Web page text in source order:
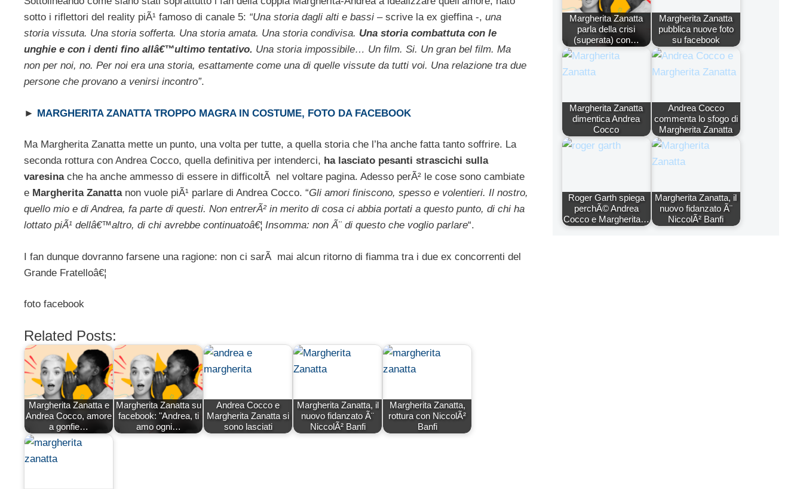
sotto i riflettori del reality piÃ¹ famoso di canale 5: “Una storia dagli alti e bassi – scrive la ex gieffina -, una
storia vissuta. Una storia sofferta. Una storia amata. Una storia condivisa. Una storia combattuta con le
unghie e con i denti fino allâ€™ultimo tentativo. Una storia impossibile… Un film. Si. Un gran bel film. Ma
non per noi, no. Per noi era una storia, esattamente come una di quelle vissute da tutti voi. Una relazione tra due
persone che provano a venirsi incontro”.
► MARGHERITA ZANATTA TROPPO MAGRA IN COSTUME, FOTO DA FACEBOOK
Ma Margherita Zanatta mette un punto, una volta per tutte, a quella storia che l’ha anche fatta tanto soffrire. La
seconda rottura con Andrea Cocco, quella definitiva per intenderci, ha lasciato pesanti strascichi sulla
varesinache ha anche ammesso di essere in difficoltÃ nel voltare pagina. Adesso perÃ² le cose sono cambiate
e Margherita Zanattanon vuole piÃ¹ parlare di Andrea Cocco. “Gli amori finiscono, spesso e volentieri. Il nostro,
quello mio e di Andrea, fa parte di questi. Non entrerÃ² in merito di cosa ci abbia portati a questo punto, di chi ha
lottato piÃ¹ dellâ€™altro, di chi avrebbe continuatoâ€¦ Insomma: non Ã¨ di questo che voglio parlare“.
I fan dunque dovranno farsene una ragione: non ci sarÃ mai alcun ritorno di fiamma tra i due ex concorrenti del
Grande Fratelloâ€¦
foto facebook
Related Posts:
Margherita Zanatta e
Andrea Cocco, amore
a gonfie…
Margherita Zanatta su
facebook: "Andrea, ti
amo ogni…
Andrea Cocco e
Margherita Zanatta si
sono lasciati
Margherita Zanatta, il
nuovo fidanzato Ã¨
NiccolÃ² Banfi
Margherita Zanatta,
rottura con NiccolÃ²
Banfi
Margherita Zanatta
parla della crisi
(superata) con…
Margherita Zanatta
pubblica nuove foto
su facebook
Margherita Zanatta
dimentica Andrea
Cocco
Andrea Cocco
commenta lo sfogo di
Margherita Zanatta
Roger Garth spiega
perchÃ© Andrea
Cocco e Margherita…
Margherita Zanatta, il
nuovo fidanzato Ã¨
NiccolÃ² Banfi